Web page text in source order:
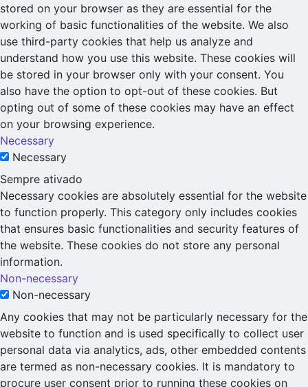
stored on your browser as they are essential for the
working of basic functionalities of the website. We also
use third-party cookies that help us analyze and
understand how you use this website. These cookies will
be stored in your browser only with your consent. You
also have the option to opt-out of these cookies. But
opting out of some of these cookies may have an effect
on your browsing experience.
Necessary
Necessary
Sempre ativado
Necessary cookies are absolutely essential for the website
to function properly. This category only includes cookies
that ensures basic functionalities and security features of
the website. These cookies do not store any personal
information.
Non-necessary
Non-necessary
Any cookies that may not be particularly necessary for the
website to function and is used specifically to collect user
personal data via analytics, ads, other embedded contents
are termed as non-necessary cookies. It is mandatory to
procure user consent prior to running these cookies on